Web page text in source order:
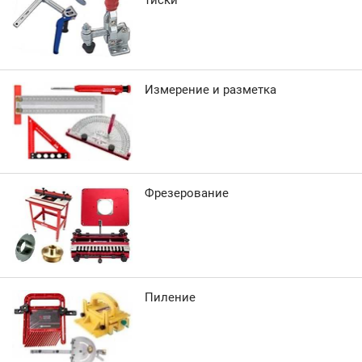
Измерение и разметка
Фрезерование
Пиление